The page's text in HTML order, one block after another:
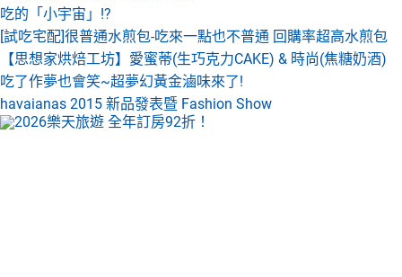
吃的「小宇宙」!?
[試吃宅配]很普通水煎包-吃來一點也不普通 回購率超高水煎包
【思想家烘焙工坊】愛蜜蒂(生巧克力CAKE) & 時尚(焦糖奶酒)
吃了作夢也會笑~超夢幻黃金滷味來了!
havaianas 2015 新品發表暨 Fashion Show